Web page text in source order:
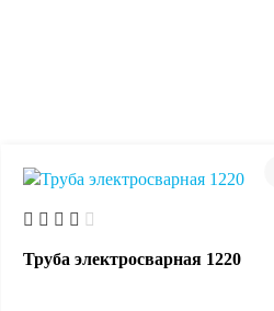
Труба электросварная 1220